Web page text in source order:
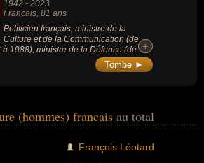
1942 - 2023
Francais , 81 ans
Politicien français, ministre de la
Culture et de la Communication (de
à 1988), ministre de la Défense (de
à 1995), président du Parti républicain,
de l'UDF (de 1996 à 1998) et coupable
+
+
Tombe ►
(hommes) francais au total
François Léotard